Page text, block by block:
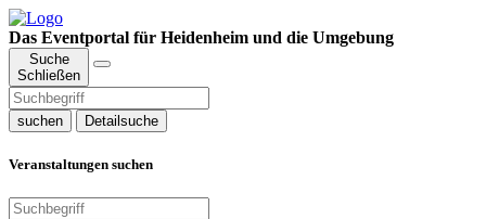
Das Eventportal für Heidenheim und die Umgebung
Suche
Schließen
suchen Detailsuche
Veranstaltungen suchen